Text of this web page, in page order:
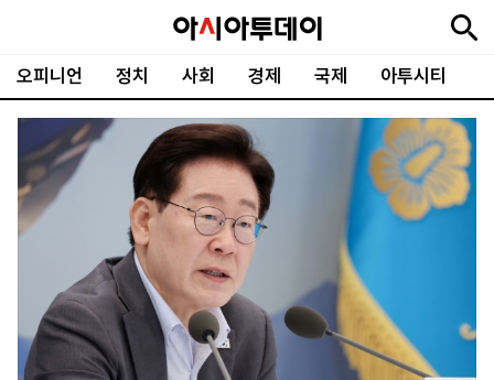
오피니언 정치 사회 경제 국제 아투시티
뉴
스
최
신
속
보
정
치
사
회
경
제
국
제
오
피
니
언
피
플
아
투
시
티
문
화
·
스
포
토
ENGLISH
中
文
Tiếng
Việt